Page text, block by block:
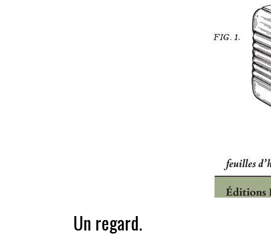
Un regard.